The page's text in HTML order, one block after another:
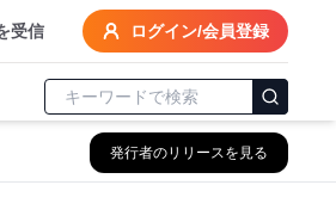
受信 ログイン/会員登録
発行者のリリースを見る